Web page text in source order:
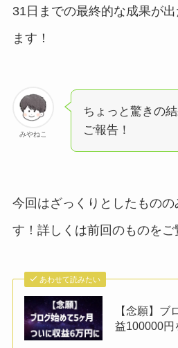
31日までの最終的な成果が
ます！
みやねこ
ちょっと驚きの
ご報告！
今回はざっくりとしたものの
す！詳しくは前回のものをご
あわせて読みたい
【念願】ブ
益100000円